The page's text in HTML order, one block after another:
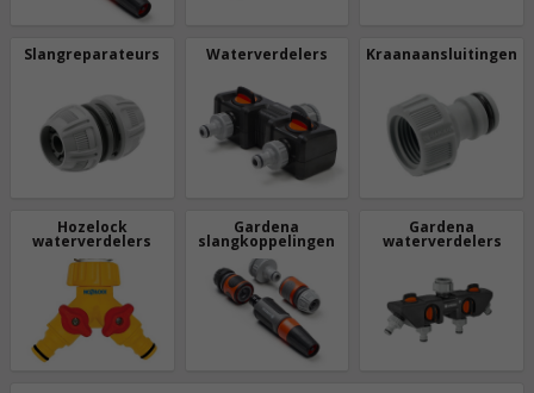
Slangreparateurs Waterverdelers Kraanaansluitingen
Hozelock
waterverdelers
Gardena
slangkoppelingen
Gardena
waterverdelers